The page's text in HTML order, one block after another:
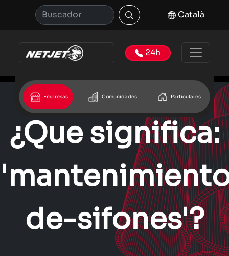
Català
24h
Empresas Comunidades Particulares
¿Que significa:
de-sifones'?